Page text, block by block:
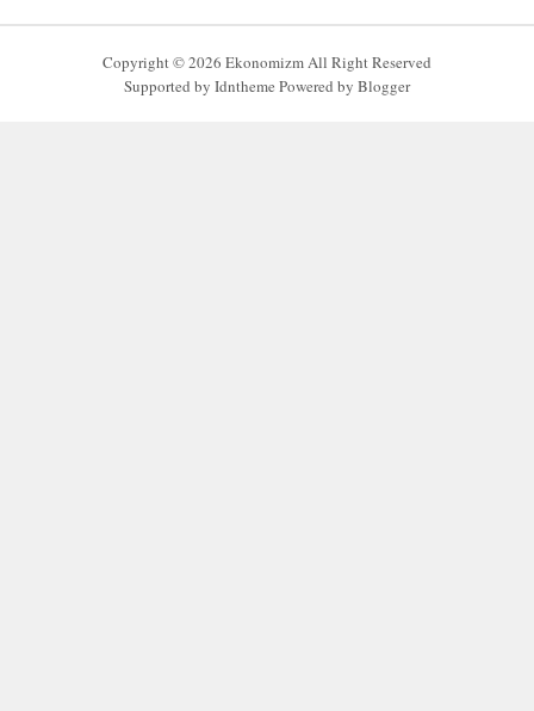
Copyright ©2026 EkonomizmAll Right Reserved
Supported by Idntheme Powered by Blogger